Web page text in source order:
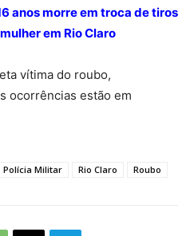
anos morre em troca de tiros
em Rio Claro
vítima do roubo,
ocorrências estão em
Polícia Militar Rio Claro Roubo